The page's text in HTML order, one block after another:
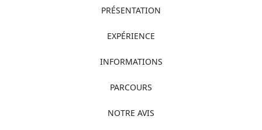
PRÉSENTATION
EXPÉRIENCE
INFORMATIONS
PARCOURS
NOTRE AVIS